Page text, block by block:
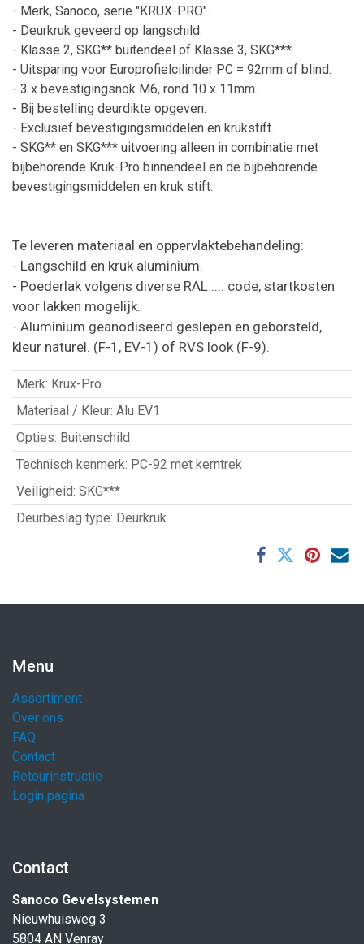
- Merk, Sanoco, serie "KRUX-PRO".
- Deurkruk geveerd op langschild.
- Klasse 2, SKG** buitendeel of Klasse 3, SKG***.
- Uitsparing voor Europrofielcilinder PC = 92mm of blind.
- 3 x bevestigingsnok M6, rond 10 x 11mm.
- Bij bestelling deurdikte opgeven.
- Exclusief bevestigingsmiddelen en krukstift.
- SKG** en SKG*** uitvoering alleen in combinatie met
bijbehorende Kruk-Pro binnendeel en de bijbehorende
bevestigingsmiddelen en kruk stift.
Te leveren materiaal en oppervlaktebehandeling:
- Langschild en kruk aluminium.
- Poederlak volgens diverse RAL .... code, startkosten
voor lakken mogelijk.
- Aluminium geanodiseerd geslepen en geborsteld,
kleur naturel. (F-1, EV-1) of RVS look (F-9).
Merk: Krux-Pro
Materiaal / Kleur: Alu EV1
Opties: Buitenschild
Technisch kenmerk: PC-92 met kerntrek
Veiligheid: SKG***
Deurbeslag type: Deurkruk
Menu
Assortiment
Over ons
FAQ
Contact
Retourinstructie
Login pagina
Contact
Sanoco Gevelsystemen
Nieuwhuisweg 3
5804 AN Venray